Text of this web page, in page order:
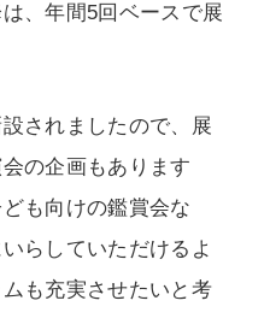
、年間5回ベースで展
されましたので、展
の企画もあります
も向けの鑑賞会な
らしていただけるよ
も充実させたいと考